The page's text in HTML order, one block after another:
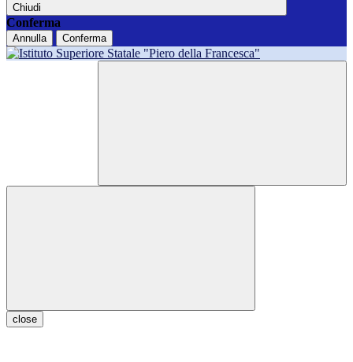
Chiudi
Conferma
Annulla Conferma
close